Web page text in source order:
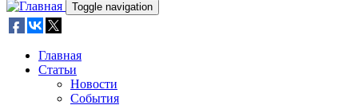
Toggle navigation
Главная
Статьи
Новости
События